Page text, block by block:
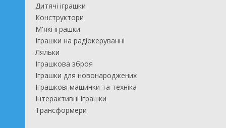
Дитячі іграшки
Конструктори
М'які іграшки
Іграшки на радіокеруванні
Ляльки
Іграшкова зброя
Іграшки для новонароджених
Іграшкові машинки та техніка
Інтерактивні іграшки
Трансформери